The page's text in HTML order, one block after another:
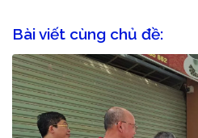
Bài viết cùng chủ đề: